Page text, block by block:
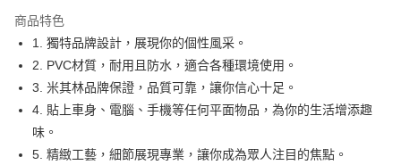
臺灣中小企業銀行
匯豐（台灣）商業銀行
華泰商業銀行
聯邦商業銀行
遠東國際商業銀行
元大商業銀行
永豐商業銀行
玉山商業銀行
星展（台灣）商業銀行
台灣樂天信用卡公司
Apple Pay
街口支付
悠遊付
Google Pay
全盈+PAY
商品特色
1. 獨特品牌設計，展現你的個性風采。
2. PVC材質，耐用且防水，適合各種環境使用。
3. 米其林品牌保證，品質可靠，讓你信心十足。
4. 貼上車身、電腦、手機等任何平面物品，為你的生活增添趣
味。
5. 精緻工藝，細節展現專業，讓你成為眾人注目的焦點。